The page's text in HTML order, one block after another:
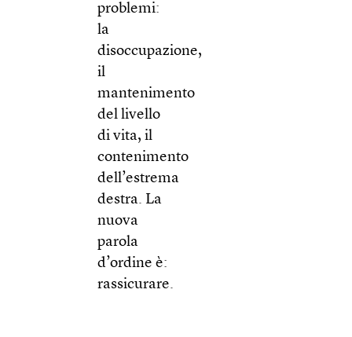
problemi:
la
disoccupazione,
il
mantenimento
del livello
di vita, il
contenimento
dell’estrema
destra. La
nuova
parola
d’ordine è:
rassicurare.